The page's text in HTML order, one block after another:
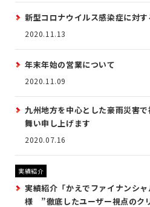
新型コロナウイルス感染症に対
2020.11.13
年末年始の営業について
2020.11.09
九州地方を中心とした豪雨災害
舞い申し上げます
2020.07.16
実績紹介
実績紹介「かえでファイナンシ
様 ”徹底したユーザー視点のク